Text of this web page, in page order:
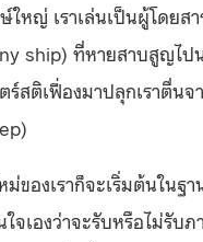
หญ่ เราเล่นเป็นผู้โดยสา
ship) ที่หายสาบสูญไป
ร์สติเฟื่องมาปลุกเราตื่น
ของเราก็จะเริ่มต้นในฐ
จเองว่าจะรับหรือไม่รับ